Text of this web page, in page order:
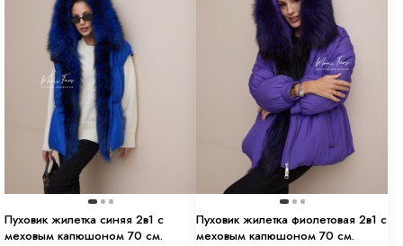
Пуховик жилетка синяя 2в1 с
меховым капюшоном 70 см.
Пуховик жилетка фиолетовая 2в1 с
меховым капюшоном 70 см.